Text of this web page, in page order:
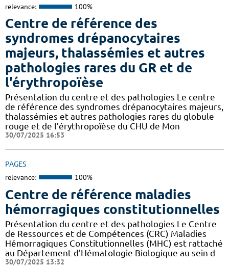
relevance: 100%
Centre de référence des
syndromes drépanocytaires
majeurs, thalassémies et autres
pathologies rares du GR et de
l'érythropoïèse
Présentation du centre et des pathologies Le centre
de référence des syndromes drépanocytaires majeurs,
thalassémies et autres pathologies rares du globule
rouge et de l’érythropoïèse du CHU de Mon
30/07/2025 16:53
PAGES
relevance: 100%
Centre de référence maladies
hémorragiques constitutionnelles
Présentation du centre et des pathologies Le Centre
de Ressources et de Compétences (CRC) Maladies
Hémorragiques Constitutionnelles (MHC) est rattaché
au Département d’Hématologie Biologique au sein d
30/07/2025 13:32